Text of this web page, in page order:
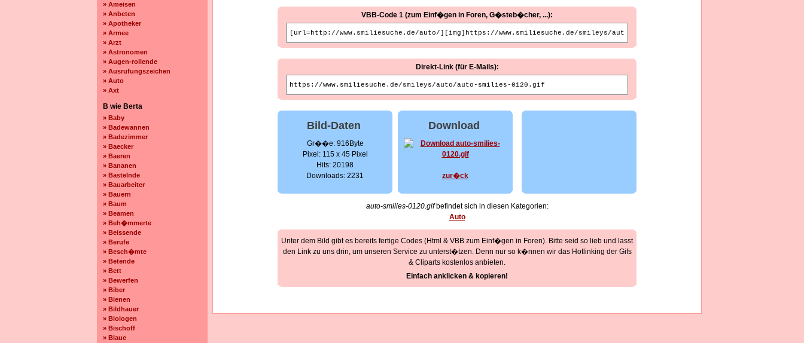
» Ameisen
» Anbeten
» Apotheker
» Armee
» Arzt
» Astronomen
» Augen-rollende
» Ausrufungszeichen
» Auto
» Axt
B wie Berta
» Baby
» Badewannen
» Badezimmer
» Baecker
» Baeren
» Bananen
» Bastelnde
» Bauarbeiter
» Bauern
» Baum
» Beamen
» Beh�mmerte
» Beissende
» Berufe
» Besch�mte
» Betende
» Bett
» Bewerfen
» Biber
» Bienen
» Bildhauer
» Biologen
» Bischoff
» Blaue
VBB-Code 1 (zum Einf�gen in Foren, G�steb�cher, ...):
Direkt-Link (für E-Mails):
Bild-Daten
Gr��e: 916Byte
Pixel: 115 x 45 Pixel
Hits: 20198
Downloads: 2231
Download
zur�ck
auto-smilies-0120.gifbefindet sich in diesen Kategorien:
Auto
Unter dem Bild gibt es bereits fertige Codes (Html & VBB zum Einf�gen in Foren). Bitte seid so lieb und lasst
den Link zu uns drin, um unseren Service zu unterst�tzen. Denn nur so k�nnen wir das Hotlinking der Gifs
& Cliparts kostenlos anbieten.
Einfach anklicken & kopieren!